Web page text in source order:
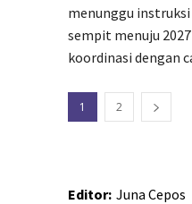
menunggu instruksi
sempit menuju
koordinasi dengan
1 2
Editor: Juna Cepos